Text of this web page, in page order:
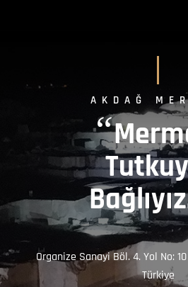
AKDAĞ
“
Organize Sanayi Böl. 4. Yol No:
Türkiye